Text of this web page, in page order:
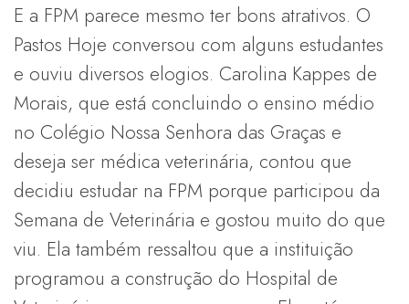
E a FPM parece mesmo ter bons atrativos. O
Pastos Hoje conversou com alguns estudantes
e ouviu diversos elogios. Carolina Kappes de
Morais, que está concluindo o ensino médio
no Colégio Nossa Senhora das Graças e
deseja ser médica veterinária, contou que
decidiu estudar na FPM porque participou da
Semana de Veterinária e gostou muito do que
viu. Ela também ressaltou que a instituição
programou a construção do Hospital de